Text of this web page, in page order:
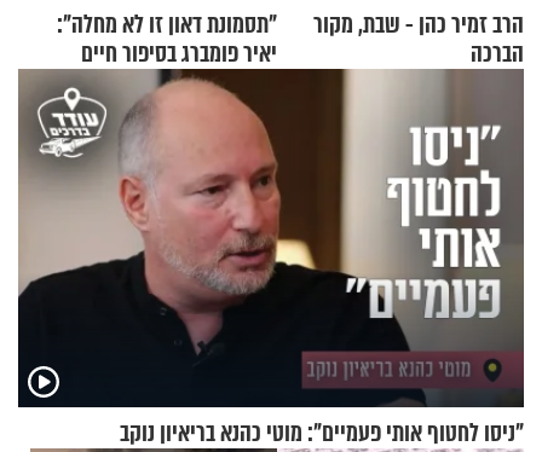
הרב זמיר כהן - שבת, מקור
הברכה
"תסמונת דאון זו לא מחלה":
יאיר פומברג בסיפור חיים
מעורר השראה
"ניסו לחטוף אותי פעמיים": מוטי כהנא בריאיון נוקב